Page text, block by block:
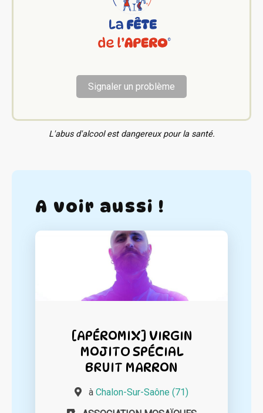
Signaler un problème
L'abus d'alcool est dangereux pour la santé.
A voir aussi !
[APÉROMIX] VIRGIN
MOJITO SPÉCIAL
BRUIT MARRON
à Chalon-Sur-Saône (71)